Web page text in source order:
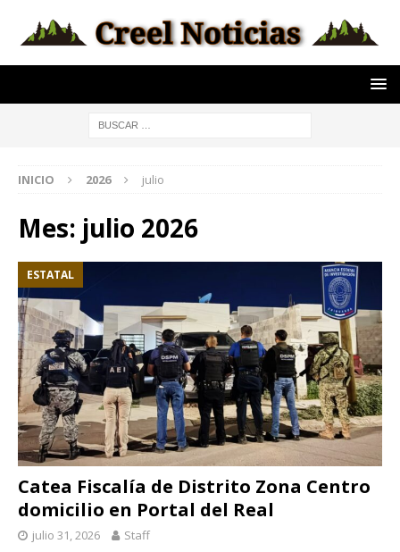
INICIO 2026 julio
Mes: julio 2026
ESTATAL
Catea Fiscalía de Distrito Zona Centro
domicilio en Portal del Real
julio 31, 2026 Staff